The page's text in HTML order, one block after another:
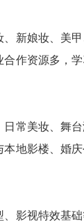
新娘妆、美
作资源多，
常美妆、舞
地影楼、婚
影视特效基